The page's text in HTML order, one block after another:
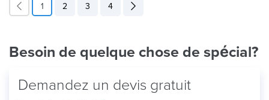
1 2 3 4
Besoin de quelque chose de spécial?
Demandez un devis gratuit